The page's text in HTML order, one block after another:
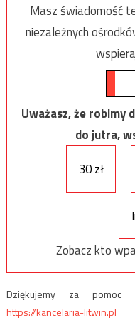
Masz świadomość
niezależnych
Uważasz, że robimy
do jutra,
30 zł
Zobacz kto
Dziękujemy za pomoc
https://kancelaria-litwin.pl